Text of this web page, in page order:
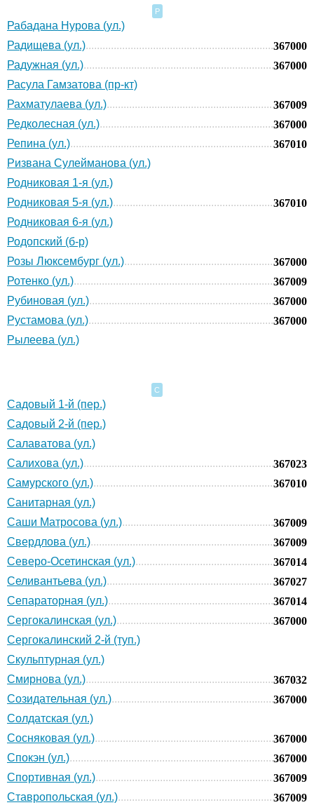
Р
Рабадана Нурова (ул.)
Радищева (ул.)
367000
Радужная (ул.)
367000
Расула Гамзатова (пр-кт)
Рахматулаева (ул.)
367009
Редколесная (ул.)
367000
Репина (ул.)
367010
Ризвана Сулейманова (ул.)
Родниковая 1-я (ул.)
Родниковая 5-я (ул.)
367010
Родниковая 6-я (ул.)
Родопский (б-р)
Розы Люксембург (ул.)
367000
Ротенко (ул.)
367009
Рубиновая (ул.)
367000
Рустамова (ул.)
367000
Рылеева (ул.)
С
Садовый 1-й (пер.)
Садовый 2-й (пер.)
Салаватова (ул.)
Салихова (ул.)
367023
Самурского (ул.)
367010
Санитарная (ул.)
Саши Матросова (ул.)
367009
Свердлова (ул.)
367009
Северо-Осетинская (ул.)
367014
Селивантьева (ул.)
367027
Сепараторная (ул.)
367014
Сергокалинская (ул.)
367000
Сергокалинский 2-й (туп.)
Скульптурная (ул.)
Смирнова (ул.)
367032
Созидательная (ул.)
367000
Солдатская (ул.)
Сосняковая (ул.)
367000
Спокэн (ул.)
367000
Спортивная (ул.)
367009
Ставропольская (ул.)
367009